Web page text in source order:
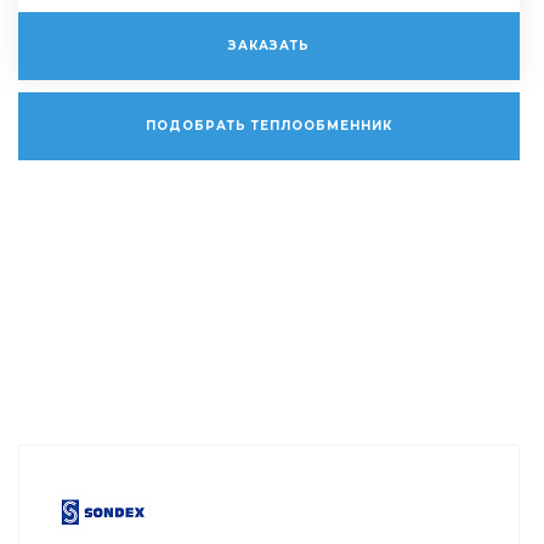
ЗАКАЗАТЬ
ПОДОБРАТЬ ТЕПЛООБМЕННИК